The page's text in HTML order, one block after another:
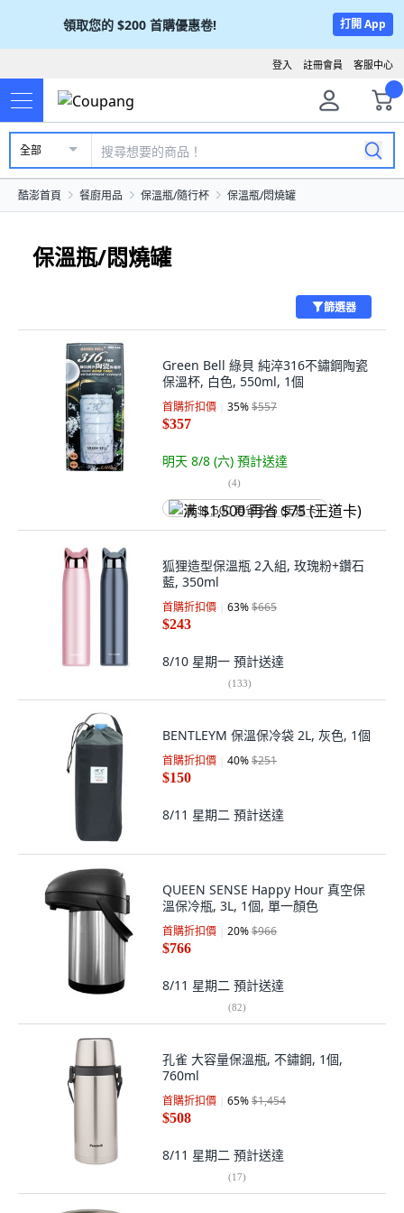
領取您的 $200 首購優惠卷! 打開 App
客服中心
註冊會員
登入
全部
酷澎首頁 餐廚用品 保溫瓶/隨行杯 保溫瓶/悶燒罐
保溫瓶/悶燒罐
篩選器
Green Bell 綠貝 純淬316不鏽鋼陶瓷
保溫杯, 白色, 550ml, 1個
首購折扣價 35%$557
$357
明天 8/8 (六) 預計送達
(4)
满 $1,500 再省 $75 (王道卡)
狐狸造型保溫瓶 2入組, 玫瑰粉+鑽石
藍, 350ml
首購折扣價 63%$665
$243
8/10 星期一 預計送達
(133)
BENTLEYM 保溫保冷袋 2L, 灰色, 1個
首購折扣價 40%$251
$150
8/11 星期二 預計送達
QUEEN SENSE Happy Hour 真空保
溫保冷瓶, 3L, 1個, 單一顏色
首購折扣價 20%$966
$766
8/11 星期二 預計送達
(82)
孔雀 大容量保溫瓶, 不鏽鋼, 1個,
760ml
首購折扣價 65%$1,454
$508
8/11 星期二 預計送達
(17)